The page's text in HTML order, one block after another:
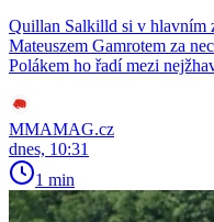
Quillan Salkilld si v hlavním
Mateuszem Gamrotem za
Polákem ho řadí mezi
MMAMAG.cz
dnes, 10:31
1 min